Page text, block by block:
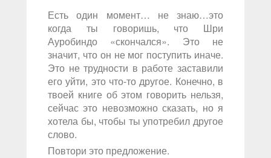
Есть один момент… не знаю…это
когда ты говоришь, что Шри
Ауробиндо «скончался». Это не
значит, что он не мог поступить иначе.
Это не трудности в работе заставили
его уйти, это что-то другое. Конечно, в
твоей книге об этом говорить нельзя,
сейчас это невозможно сказать, но я
хотела бы, чтобы ты употребил другое
слово.
Повтори это предложение.